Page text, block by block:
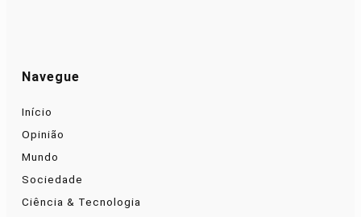
Navegue
Início
Opinião
Mundo
Sociedade
Ciência & Tecnologia